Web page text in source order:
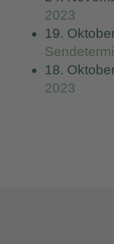
2023
19.
18.
2023